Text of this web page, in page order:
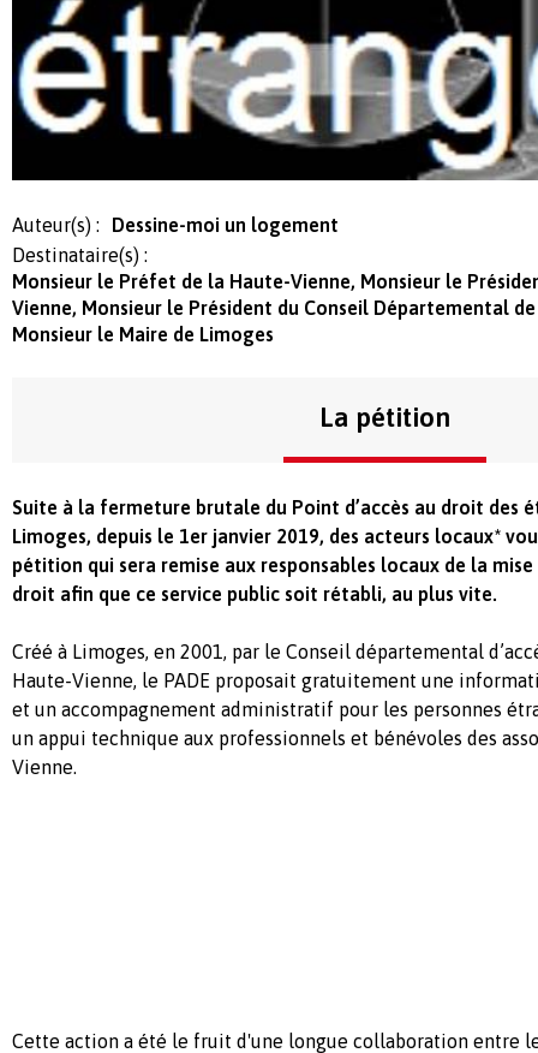
Auteur(s) :
Dessine-moi un logement
Destinataire(s) :
Monsieur le Préfet de la Haute-Vienne, Monsieur le
Vienne, Monsieur le Président du Conseil Départemental
Monsieur le Maire de Limoges
La pétition
Suite à la fermeture brutale du Point d’accès au droit des
Limoges, depuis le 1er janvier 2019, des acteurs locaux*
pétition qui sera remise aux responsables locaux de la
droit afin que ce service public soit rétabli, au plus vite.
Créé à Limoges, en 2001, par le Conseil départemental
Haute-Vienne, le PADE proposait gratuitement une
et un accompagnement administratif pour les personnes
un appui technique aux professionnels et bénévoles des
Vienne.
Cette action a été le fruit d'une longue collaboration entre